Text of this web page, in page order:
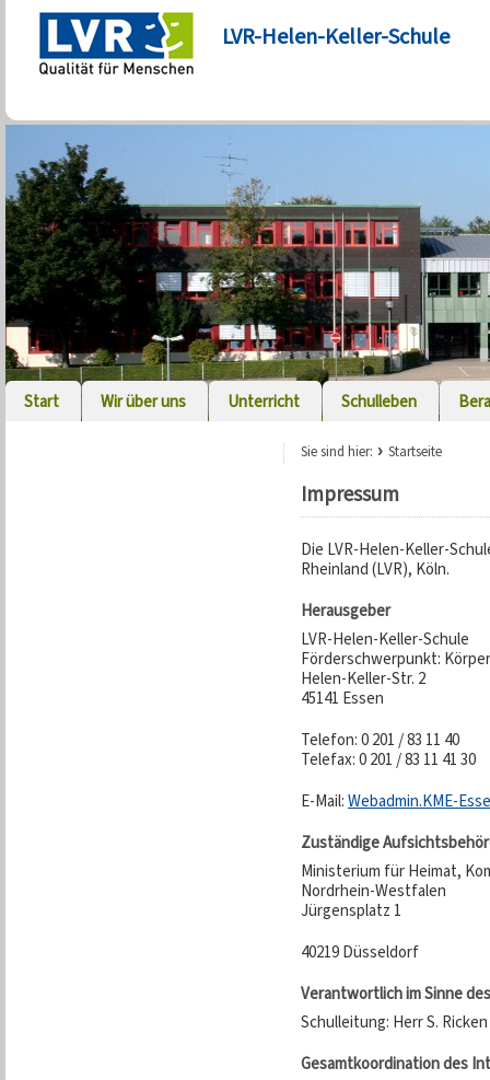
LVR-Helen-Keller-Schule
Start Wir über uns Unterricht Schulleben
Sie sind hier: Startseite
Impressum
Die LVR-Helen-Keller-
Rheinland (LVR), Köln.
Herausgeber
LVR-Helen-Keller-Schule
Förderschwerpunkt:
Helen-Keller-Str. 2
45141 Essen
Telefon: 0 201 / 83 11 40
Telefax: 0 201 / 83 11 41 30
E-Mail: Webadmin.KME-
Zuständige
Ministerium für Heimat,
Nordrhein-Westfalen
Jürgensplatz 1
40219 Düsseldorf
Verantwortlich im Sinne
Schulleitung: Herr S. Ricken
Gesamtkoordination des